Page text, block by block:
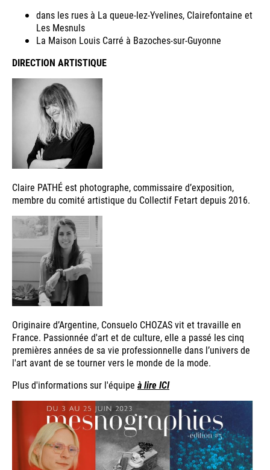
dans les rues à La queue-lez-Yvelines, Clairefontaine et
Les Mesnuls
La Maison Louis Carré à Bazoches-sur-Guyonne
DIRECTION ARTISTIQUE
Claire PATHÉ est photographe, commissaire d’exposition,
membre du comité artistique du Collectif Fetart depuis 2016.
Originaire d’Argentine, Consuelo CHOZAS vit et travaille en
France. Passionnée d'art et de culture, elle a passé les cinq
premières années de sa vie professionnelle dans l’univers de
l'art avant de se tourner vers le monde de la mode.
Plus d'informations sur l'équipe à lire ICI